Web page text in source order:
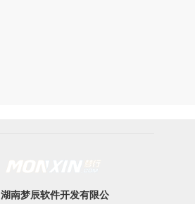
湖南梦辰软件开发有限公